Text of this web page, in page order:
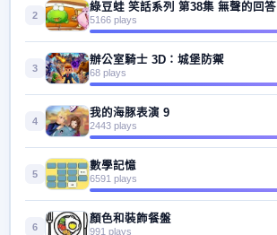
2
綠豆蛙 笑話系列 第38集 無聲的回答
5166 plays
3
辦公室騎士 3D：城堡防禦
68 plays
4
我的海豚表演 9
2443 plays
5
數學記憶
6591 plays
6
顏色和裝飾餐盤
991 plays